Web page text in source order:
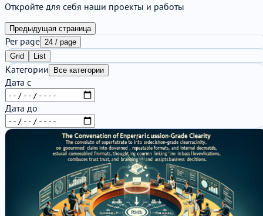
Откройте для себя наши проекты и работы
Предыдущая страница
Per page 24 / page
Grid
List
Категории Все категории
Дата с
Дата до